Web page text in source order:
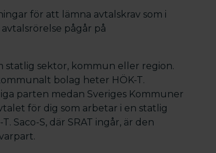
för att lämna avtalskrav som i
pågår på
statlig sektor, kommun eller region.
bolag heter HÖK-T.
parten medan Sveriges Kommuner
för dig som arbetar i en statlig
Saco-S, där SRAT ingår, är den